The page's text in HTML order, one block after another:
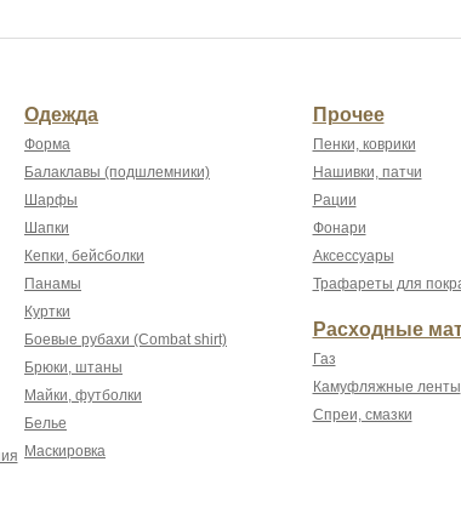
Одежда
Форма
Балаклавы (подшлемники)
Шарфы
Шапки
Кепки, бейсболки
Панамы
Куртки
Боевые рубахи (Combat shirt)
Брюки, штаны
Майки, футболки
Белье
Маскировка
Прочее
Пенки, коврики
Нашивки, патчи
Рации
Фонари
Аксессуары
Трафареты для
Расходные
Газ
Камуфляжные ленты
Спреи, смазки